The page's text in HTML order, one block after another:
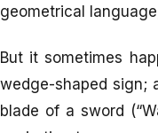
geometrical
But it sometimes
wedge-shaped sign;
blade of a sword